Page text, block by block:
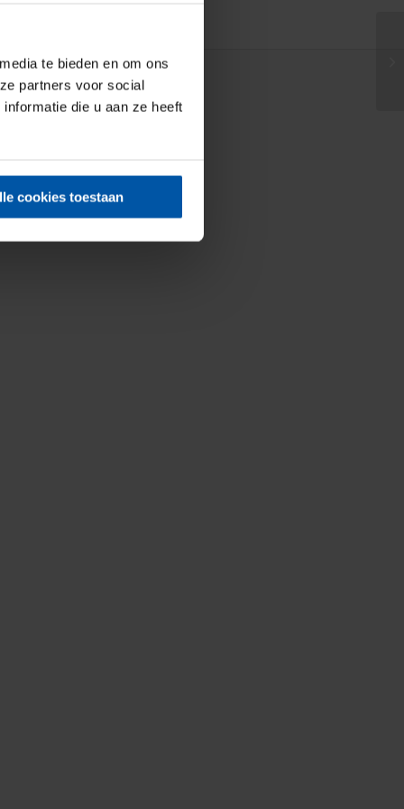
te bieden en om ons
partners voor social
die u aan ze heeft
cookies toestaan